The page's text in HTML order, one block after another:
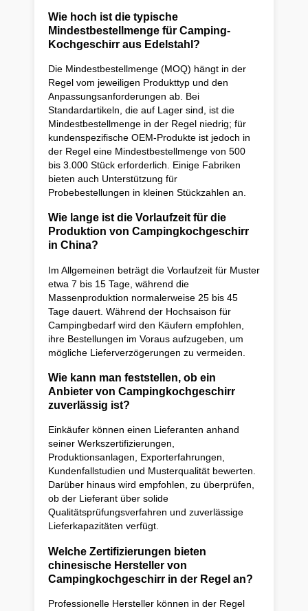
Wie hoch ist die typische
Mindestbestellmenge für Camping-
Kochgeschirr aus Edelstahl?
Die Mindestbestellmenge (MOQ) hängt in der
Regel vom jeweiligen Produkttyp und den
Anpassungsanforderungen ab. Bei
Standardartikeln, die auf Lager sind, ist die
Mindestbestellmenge in der Regel niedrig; für
kundenspezifische OEM-Produkte ist jedoch in
der Regel eine Mindestbestellmenge von 500
bis 3.000 Stück erforderlich. Einige Fabriken
bieten auch Unterstützung für
Probebestellungen in kleinen Stückzahlen an.
Wie lange ist die Vorlaufzeit für die
Produktion von Campingkochgeschirr
in China?
Im Allgemeinen beträgt die Vorlaufzeit für Muster
etwa 7 bis 15 Tage, während die
Massenproduktion normalerweise 25 bis 45
Tage dauert. Während der Hochsaison für
Campingbedarf wird den Käufern empfohlen,
ihre Bestellungen im Voraus aufzugeben, um
mögliche Lieferverzögerungen zu vermeiden.
Wie kann man feststellen, ob ein
Anbieter von Campingkochgeschirr
zuverlässig ist?
Einkäufer können einen Lieferanten anhand
seiner Werkszertifizierungen,
Produktionsanlagen, Exporterfahrungen,
Kundenfallstudien und Musterqualität bewerten.
Darüber hinaus wird empfohlen, zu überprüfen,
ob der Lieferant über solide
Qualitätsprüfungsverfahren und zuverlässige
Lieferkapazitäten verfügt.
Welche Zertifizierungen bieten
chinesische Hersteller von
Campingkochgeschirr in der Regel an?
Professionelle Hersteller können in der Regel